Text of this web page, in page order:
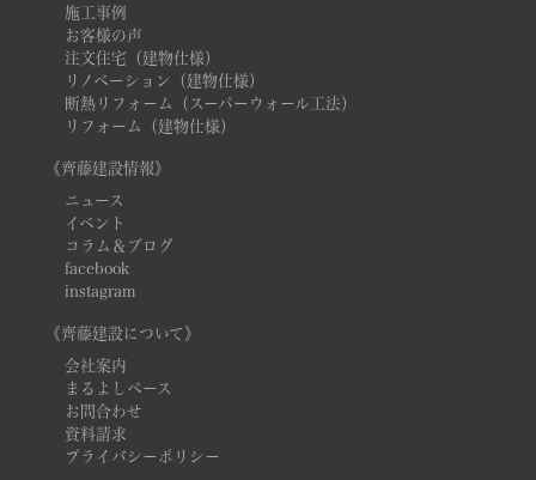
施工事例
お客様の声
注文住宅（建物仕様）
リノベーション（建物仕様）
断熱リフォーム（スーパーウォール工法）
リフォーム（建物仕様）
《齊藤建設情報》
ニュース
イベント
コラム＆ブログ
facebook
instagram
《齊藤建設について》
会社案内
まるよしベース
お問合わせ
資料請求
プライバシーポリシー